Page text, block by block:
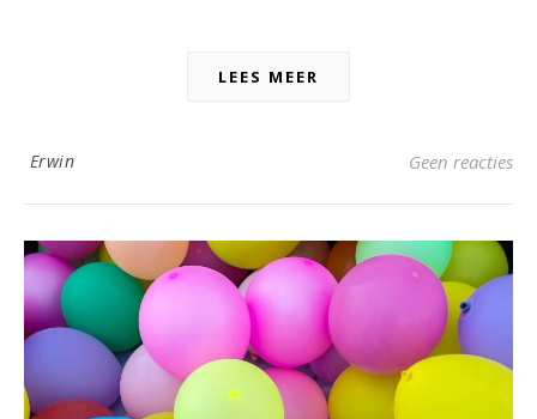
LEES MEER
Erwin Geen reacties